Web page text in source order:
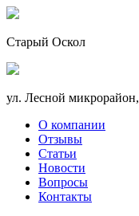
Старый Оскол
ул. Лесной
О компании
Отзывы
Статьи
Новости
Вопросы
Контакты